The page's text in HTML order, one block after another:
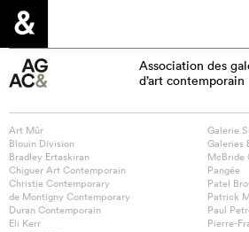
Association des
d’art contemporain
Art Mûr
Blouin Division
Bradley Ertaskiran
Chiguer Art Contemporain
Christie Contemporary
de Montigny Contemporary
Duran Contemporain
Eli Kerr
Galerie
Galeries
McBride
Pangée
Patel
Patrick
Paul
Pierre-